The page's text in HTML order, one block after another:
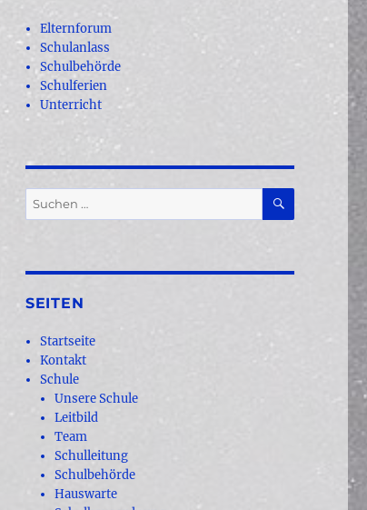
Elternforum
Schulanlass
Schulbehörde
Schulferien
Unterricht
Suchen
nach:
SUCHEN
SEITEN
Startseite
Kontakt
Schule
Unsere Schule
Leitbild
Team
Schulleitung
Schulbehörde
Hauswarte